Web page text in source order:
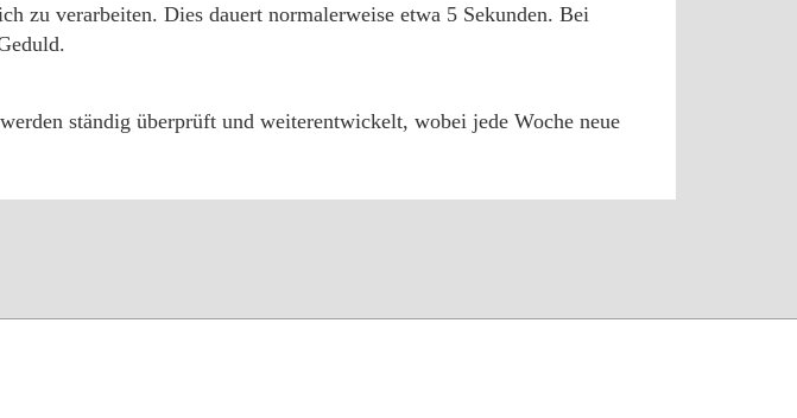
zu verarbeiten. Dies dauert normalerweise etwa 5 Sekunden. Bei
ständig überprüft und weiterentwickelt, wobei jede Woche neue